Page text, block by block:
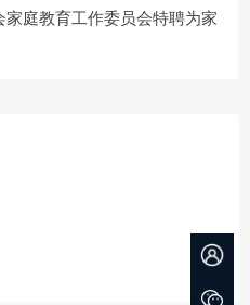
庭教育工作委员会特聘为家